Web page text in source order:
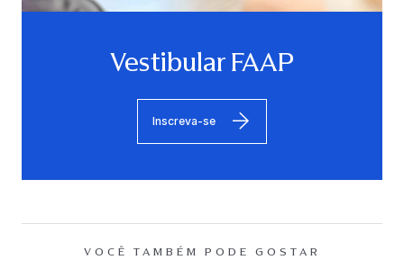
Vestibular FAAP
Inscreva-se
VOCÊ TAMBÉM PODE GOSTAR